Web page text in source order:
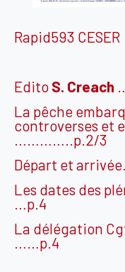
Rapid593 CESER
Edito S. Creach
La pêche
controverses et
…………..p.2/3
Départ et
Les dates des
…p.4
La délégation
……p.4